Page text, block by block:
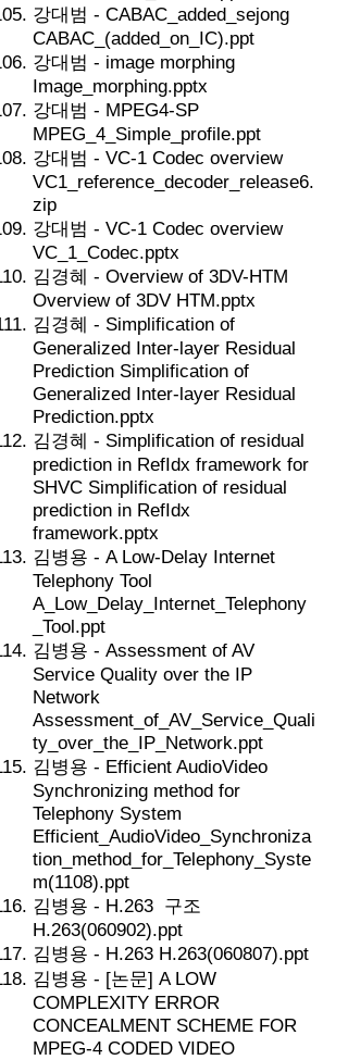
강대범 - CABAC_added_sejong
CABAC_(added_on_IC).ppt
강대범 - image morphing
Image_morphing.pptx
강대범 - MPEG4-SP
MPEG_4_Simple_profile.ppt
강대범 - VC-1 Codec overview
VC1_reference_decoder_release6.
zip
강대범 - VC-1 Codec overview
VC_1_Codec.pptx
김경혜 - Overview of 3DV-HTM
Overview of 3DV HTM.pptx
김경혜 - Simplification of
Generalized Inter-layer Residual
Prediction Simplification of
Generalized Inter-layer Residual
Prediction.pptx
김경혜 - Simplification of residual
prediction in RefIdx framework for
SHVC Simplification of residual
prediction in RefIdx
framework.pptx
김병용 - A Low-Delay Internet
Telephony Tool
A_Low_Delay_Internet_Telephony
_Tool.ppt
김병용 - Assessment of AV
Service Quality over the IP
Network
Assessment_of_AV_Service_Quali
ty_over_the_IP_Network.ppt
김병용 - Efficient AudioVideo
Synchronizing method for
Telephony System
Efficient_AudioVideo_Synchroniza
tion_method_for_Telephony_Syste
m(1108).ppt
김병용 - H.263 구조
H.263(060902).ppt
김병용 - H.263 H.263(060807).ppt
김병용 - [논문] A LOW
COMPLEXITY ERROR
CONCEALMENT SCHEME FOR
MPEG-4 CODED VIDEO